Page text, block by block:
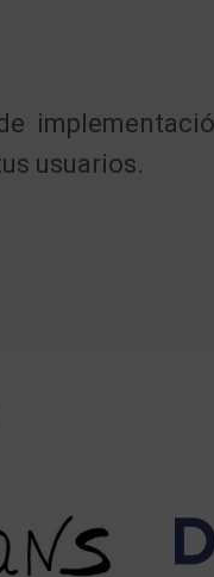
usuarios.